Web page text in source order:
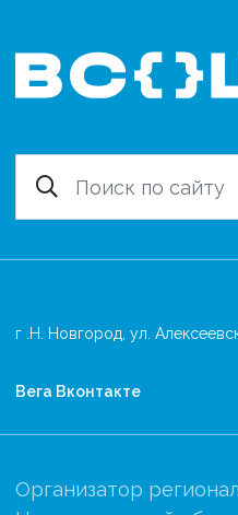
г .Н. Новгород, ул.
Вега Вконтакте
Организатор